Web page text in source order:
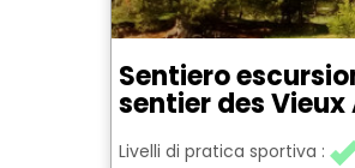
Sentiero
sentier des
Livelli di pratica sportiva :